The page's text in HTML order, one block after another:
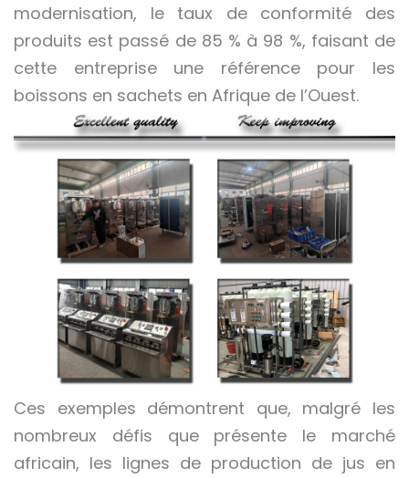
modernisation, le taux de conformité des
produits est passé de 85 % à 98 %, faisant de
cette entreprise une référence pour les
boissons en sachets en Afrique de l’Ouest.
Ces exemples démontrent que, malgré les
nombreux défis que présente le marché
africain, les lignes de production de jus en